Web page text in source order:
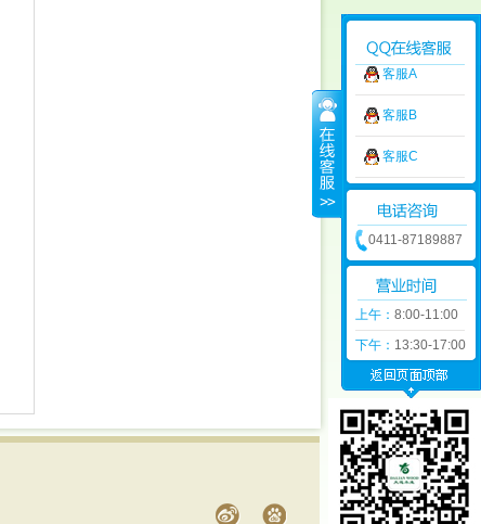
客服A
客服B
客服C
0411-87189887
上午： 8:00-11:00
下午： 13:30-17:00